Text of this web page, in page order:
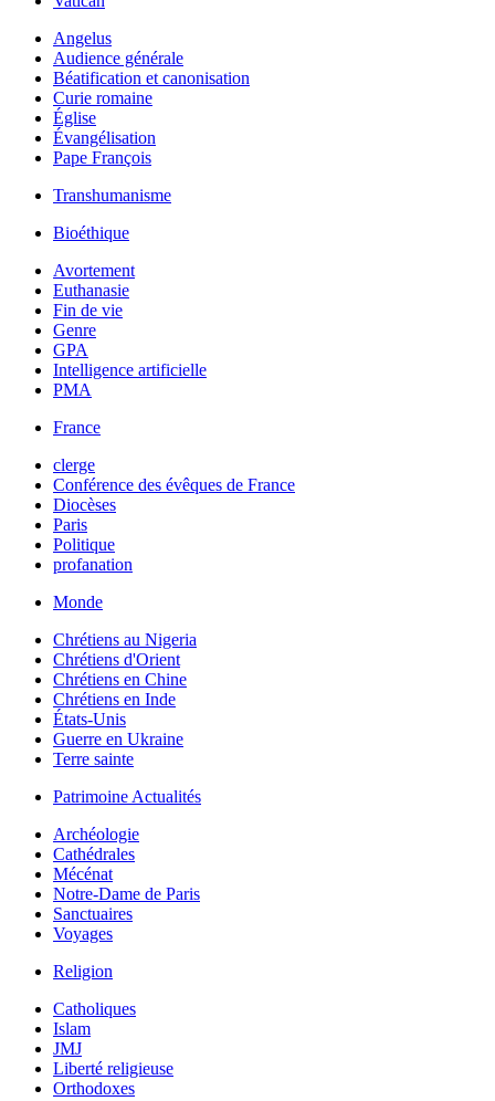
Angelus
Audience générale
Béatification et canonisation
Curie romaine
Église
Évangélisation
Pape François
Transhumanisme
Bioéthique
Avortement
Euthanasie
Fin de vie
Genre
GPA
Intelligence artificielle
PMA
France
clerge
Conférence des évêques de France
Diocèses
Paris
Politique
profanation
Monde
Chrétiens au Nigeria
Chrétiens d'Orient
Chrétiens en Chine
Chrétiens en Inde
États-Unis
Guerre en Ukraine
Terre sainte
Patrimoine Actualités
Archéologie
Cathédrales
Mécénat
Notre-Dame de Paris
Sanctuaires
Voyages
Religion
Catholiques
Islam
JMJ
Liberté religieuse
Orthodoxes